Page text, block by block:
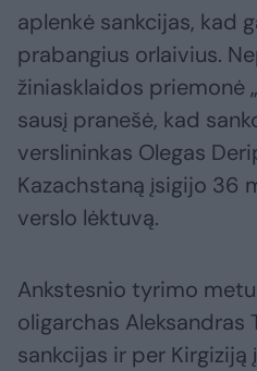
aplenkė sankcijas, kad
prabangius orlaivius.
žiniasklaidos priemonė
sausį pranešė, kad
verslininkas Olegas
Kazachstaną įsigijo 36
verslo lėktuvą.
Ankstesnio tyrimo
oligarchas Aleksandras
sankcijas ir per